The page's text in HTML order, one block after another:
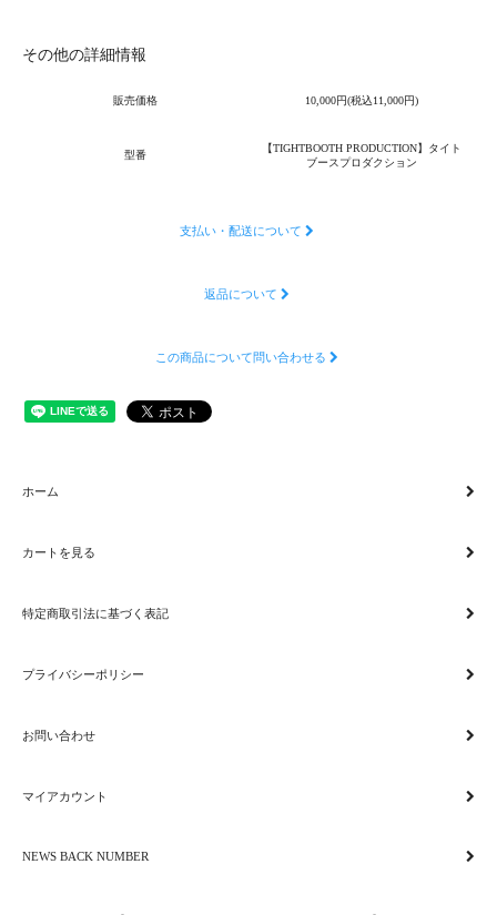
その他の詳細情報
販売価格 10,000円(税込11,000円)
型番
【TIGHTBOOTH PRODUCTION】タイト
ブースプロダクション
支払い・配送について
返品について
この商品について問い合わせる
ホーム
カートを見る
特定商取引法に基づく表記
プライバシーポリシー
お問い合わせ
マイアカウント
NEWS BACK NUMBER